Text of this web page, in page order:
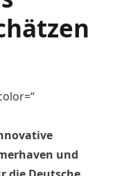
und